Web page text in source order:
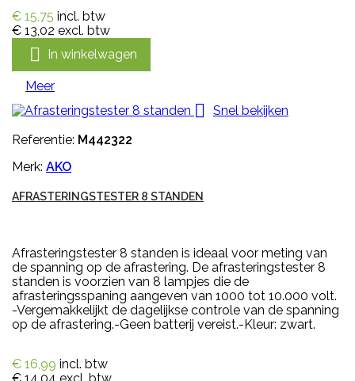
€ 15,75 incl. btw
€ 13,02 excl. btw
 In winkelwagen
Meer

Snel bekijken
Referentie: M442322
Merk: AKO
AFRASTERINGSTESTER 8 STANDEN
Afrasteringstester 8 standen is ideaal voor meting van
de spanning op de afrastering. De afrasteringstester 8
standen is voorzien van 8 lampjes die de
afrasteringsspaning aangeven van 1000 tot 10.000 volt.
-Vergemakkelijkt de dagelijkse controle van de spanning
op de afrastering.-Geen batterij vereist.-Kleur: zwart.
€ 16,99 incl. btw